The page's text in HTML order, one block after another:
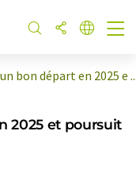
bon départ en 2025 e
2025 et poursuit